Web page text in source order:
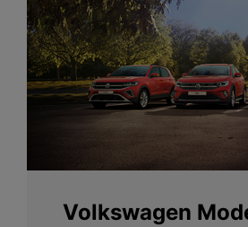
Volkswagen